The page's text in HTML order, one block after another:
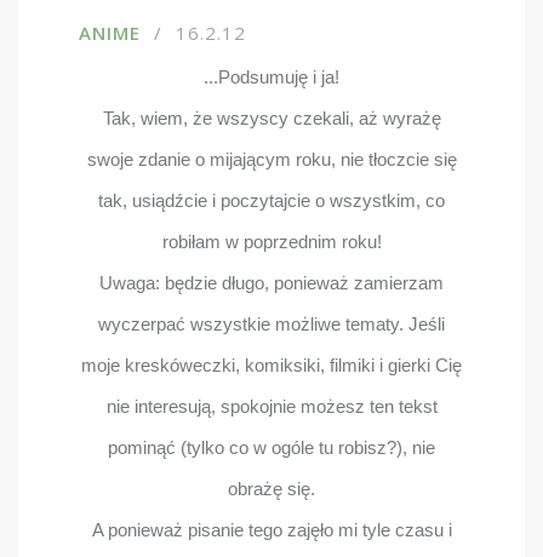
ANIME 16.2.12
...Podsumuję i ja!
Tak, wiem, że wszyscy czekali, aż wyrażę
swoje zdanie o mijającym roku, nie tłoczcie się
tak, usiądźcie i poczytajcie o wszystkim, co
robiłam w poprzednim roku!
Uwaga: będzie długo, ponieważ zamierzam
wyczerpać wszystkie możliwe tematy. Jeśli
moje kreskóweczki, komiksiki, filmiki i gierki Cię
nie interesują, spokojnie możesz ten tekst
pominąć (tylko co w ogóle tu robisz?), nie
obrażę się.
A ponieważ pisanie tego zajęło mi tyle czasu i